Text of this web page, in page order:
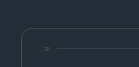
30